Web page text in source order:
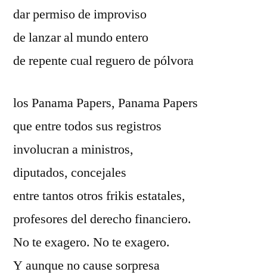
dar permiso de improviso
de lanzar al mundo entero
de repente cual reguero de pólvora
los Panama Papers, Panama Papers
que entre todos sus registros
involucran a ministros,
diputados, concejales
entre tantos otros frikis estatales,
profesores del derecho financiero.
No te exagero. No te exagero.
Y aunque no cause sorpresa